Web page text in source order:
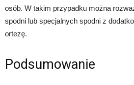
osób. W takim przypadku można
spodni lub specjalnych spodni z
ortezę.
Podsumowanie